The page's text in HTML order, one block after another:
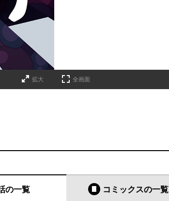
拡大 全画面
の一覧 コミックスの一覧